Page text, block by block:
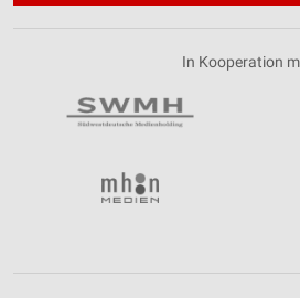
In Kooperation